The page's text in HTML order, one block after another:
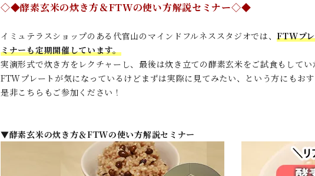
◇◆酵素玄米の炊き方＆FTWの使い方解説セミナー◇◆
イミュテラスショップのある代官山のマインドフルネススタジオでは、FTWプ
ミナーも定期開催しています。
実演形式で炊き方をレクチャーし、最後は炊き立ての酵素玄米をご試食もして
FTWプレートが気になっているけどまずは実際に見てみたい、という方にもお
是非こちらもご参加ください！
▼酵素玄米の炊き方＆FTWの使い方解説セミナー